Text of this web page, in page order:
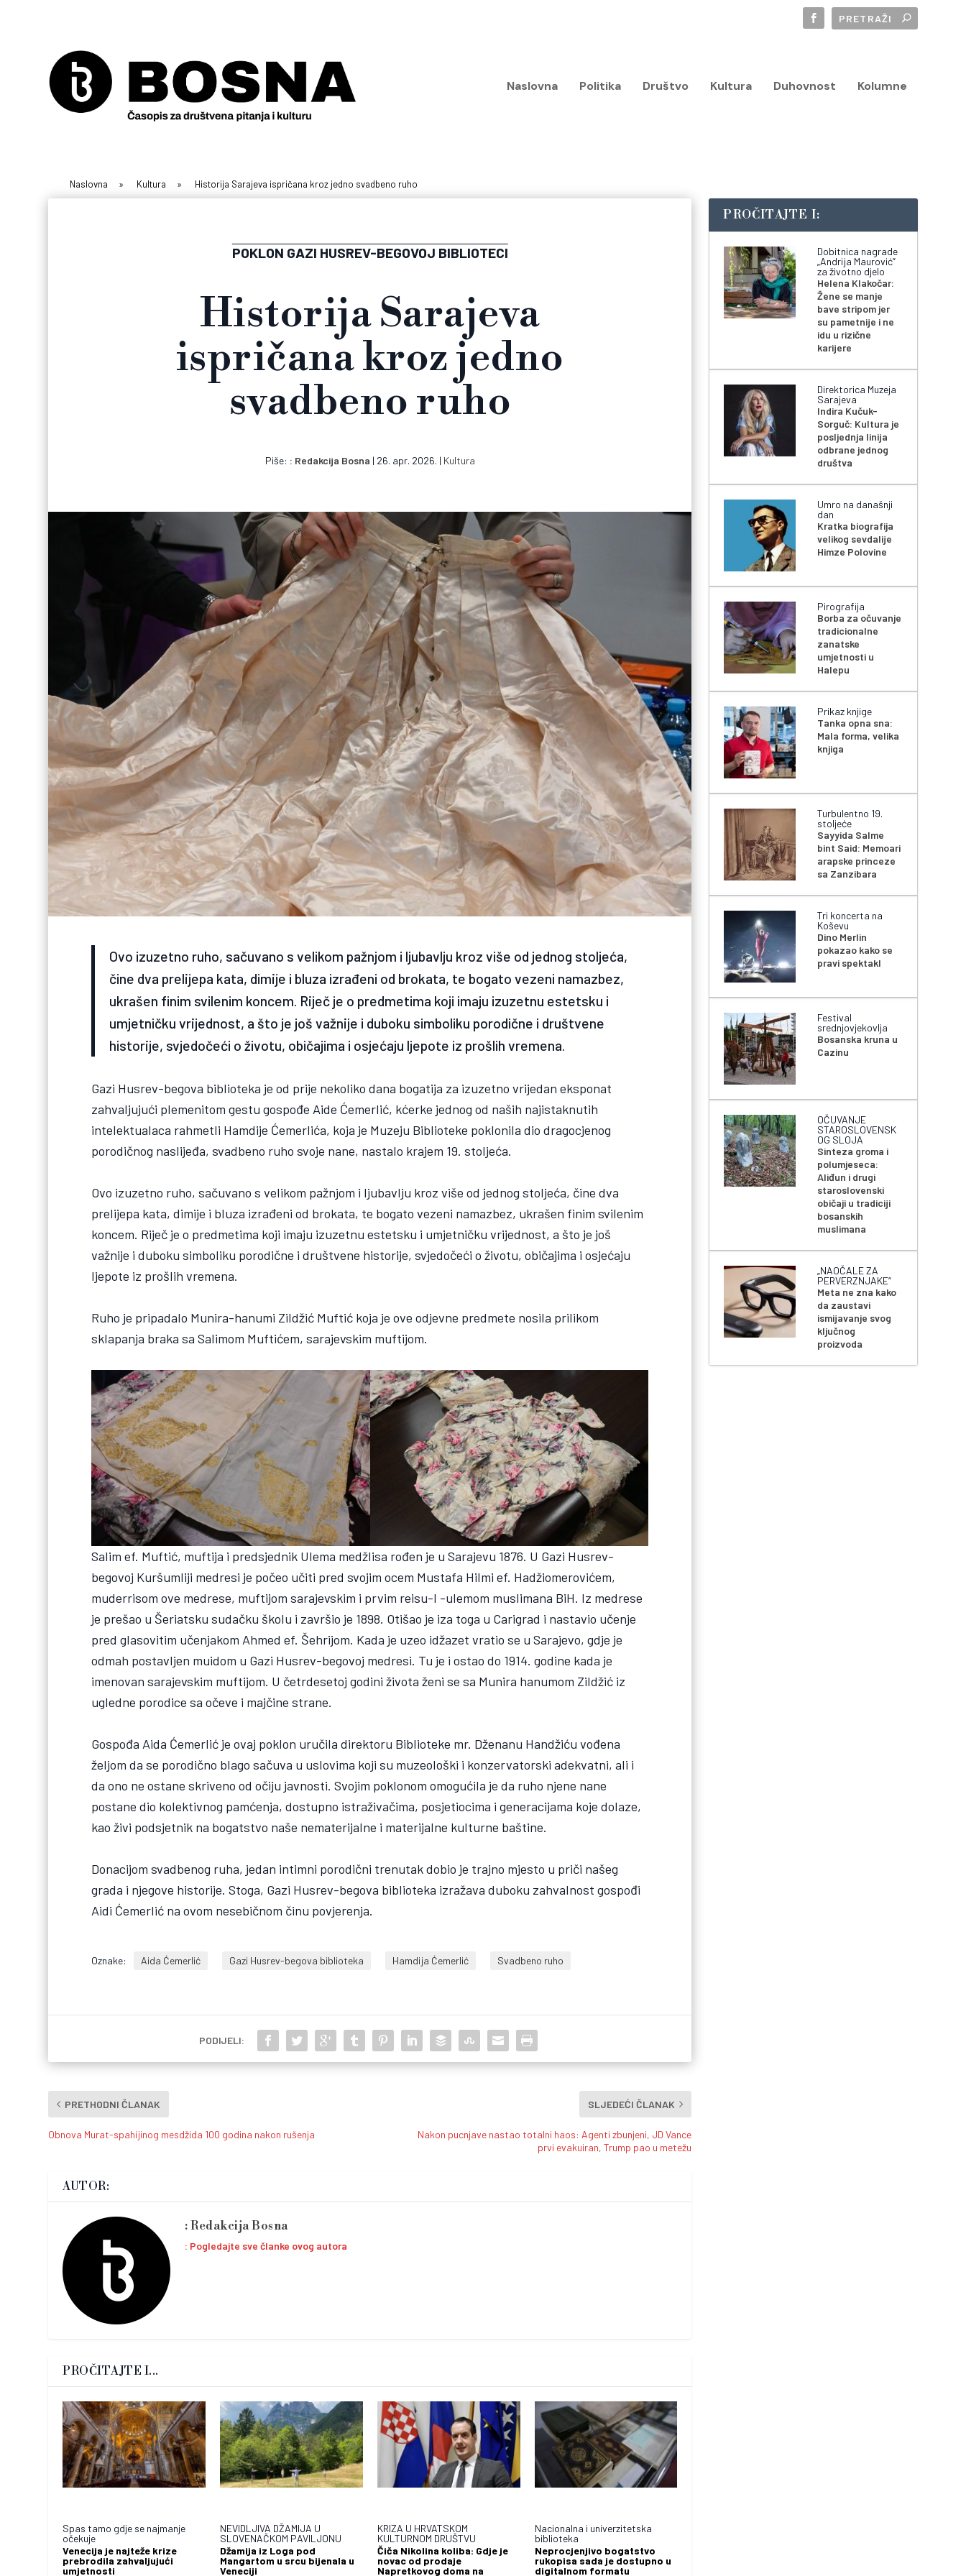
Naslovna Politika Društvo Kultura Duhovnost Kolumne
Naslovna » Kultura » Historija Sarajeva ispričana kroz jedno svadbeno ruho
POKLON GAZI HUSREV-BEGOVOJ BIBLIOTECI
Historija Sarajeva
ispričana kroz jedno
svadbeno ruho
Piše: Redakcija Bosna | 26. apr. 2026. | Kultura
Ovo izuzetno ruho, sačuvano s velikom pažnjom i ljubavlju kroz više od jednog stoljeća,
čine dva prelijepa kata, dimije i bluza izrađeni od brokata, te bogato vezeni namazbez,
ukrašen finim svilenim koncem. Riječ je o predmetima koji imaju izuzetnu estetsku i
umjetničku vrijednost, a što je još važnije i duboku simboliku porodične i društvene
historije, svjedočeći o životu, običajima i osjećaju ljepote iz prošlih vremena.
Gazi Husrev-begova biblioteka je od prije nekoliko dana bogatija za izuzetno vrijedan eksponat
zahvaljujući plemenitom gestu gospođe Aide Ćemerlić, kćerke jednog od naših najistaknutih
intelektualaca rahmetli Hamdije Ćemerlića, koja je Muzeju Biblioteke poklonila dio dragocjenog
porodičnog naslijeđa, svadbeno ruho svoje nane, nastalo krajem 19. stoljeća.
Ovo izuzetno ruho, sačuvano s velikom pažnjom i ljubavlju kroz više od jednog stoljeća, čine dva
prelijepa kata, dimije i bluza izrađeni od brokata, te bogato vezeni namazbez, ukrašen finim svilenim
koncem. Riječ je o predmetima koji imaju izuzetnu estetsku i umjetničku vrijednost, a što je još
važnije i duboku simboliku porodične i društvene historije, svjedočeći o životu, običajima i osjećaju
ljepote iz prošlih vremena.
Ruho je pripadalo Munira-hanumi Zildžić Muftić koja je ove odjevne predmete nosila prilikom
sklapanja braka sa Salimom Muftićem, sarajevskim muftijom.
Salim ef. Muftić, muftija i predsjednik Ulema medžlisa rođen je u Sarajevu 1876. U Gazi Husrev-
begovoj Kuršumliji medresi je počeo učiti pred svojim ocem Mustafa Hilmi ef. Hadžiomerovićem,
muderrisom ove medrese, muftijom sarajevskim i prvim reisu-l -ulemom muslimana BiH. Iz medrese
je prešao u Šeriatsku sudačku školu i završio je 1898. Otišao je iza toga u Carigrad i nastavio učenje
pred glasovitim učenjakom Ahmed ef. Šehrijom. Kada je uzeo idžazet vratio se u Sarajevo, gdje je
odmah postavljen muidom u Gazi Husrev-begovoj medresi. Tu je i ostao do 1914. godine kada je
imenovan sarajevskim muftijom. U četrdesetoj godini života ženi se sa Munira hanumom Zildžić iz
ugledne porodice sa očeve i majčine strane.
Gospođa Aida Ćemerlić je ovaj poklon uručila direktoru Biblioteke mr. Dženanu Handžiću vođena
željom da se porodično blago sačuva u uslovima koji su muzeološki i konzervatorski adekvatni, ali i
da ono ne ostane skriveno od očiju javnosti. Svojim poklonom omogućila je da ruho njene nane
postane dio kolektivnog pamćenja, dostupno istraživačima, posjetiocima i generacijama koje dolaze,
kao živi podsjetnik na bogatstvo naše nematerijalne i materijalne kulturne baštine.
Donacijom svadbenog ruha, jedan intimni porodični trenutak dobio je trajno mjesto u priči našeg
grada i njegove historije. Stoga, Gazi Husrev-begova biblioteka izražava duboku zahvalnost gospođi
Aidi Ćemerlić na ovom nesebičnom činu povjerenja.
Oznake: Aida Ćemerlić Gazi Husrev-begova biblioteka Hamdija Ćemerlić Svadbeno ruho
PODIJELI:
PRETHODNI ČLANAK
Obnova Murat-spahijinog mesdžida 100 godina nakon rušenja
SLJEDEĆI ČLANAK
Nakon pucnjave nastao totalni haos: Agenti zbunjeni, JD Vance
prvi evakuiran, Trump pao u metežu
AUTOR:
Redakcija Bosna
Pogledajte sve članke ovog autora
PROČITAJTE I...
Spas tamo gdje se najmanje
očekuje
Venecija je najteže krize
prebrodila zahvaljujući
umjetnosti
NEVIDLJIVA DŽAMIJA U
SLOVENAČKOM PAVILJONU
Džamija iz Loga pod
Mangartom u srcu bijenala u
Veneciji
KRIZA U HRVATSKOM
KULTURNOM DRUŠTVU
Čiča Nikolina koliba: Gdje je
novac od prodaje
Napretkovog doma na
Nacionalna i univerzitetska
biblioteka
Neprocjenjivo bogatstvo
rukopisa sada je dostupno u
digitalnom formatu
PROČITAJTE I:
Dobitnica nagrade
„Andrija Maurović”
za životno djelo
Helena Klakočar:
Žene se manje
bave stripom jer
su pametnije i ne
idu u rizične
karijere
Direktorica Muzeja
Sarajeva
Indira Kučuk-
Sorguč: Kultura je
posljednja linija
odbrane jednog
društva
Umro na današnji
dan
Kratka biografija
velikog sevdalije
Himze Polovine
Pirografija
Borba za očuvanje
tradicionalne
zanatske
umjetnosti u
Halepu
Prikaz knjige
Tanka opna sna:
Mala forma, velika
knjiga
Turbulentno 19.
stoljeće
Sayyida Salme
bint Said: Memoari
arapske princeze
sa Zanzibara
Tri koncerta na
Koševu
Dino Merlin
pokazao kako se
pravi spektakl
Festival
srednjovjekovlja
Bosanska kruna u
Cazinu
OČUVANJE
STAROSLOVENSK
OG SLOJA
Sinteza groma i
polumjeseca:
Aliđun i drugi
staroslovenski
običaji u tradiciji
bosanskih
muslimana
„NAOČALE ZA
PERVERZNJAKE“
Meta ne zna kako
da zaustavi
ismijavanje svog
ključnog
proizvoda